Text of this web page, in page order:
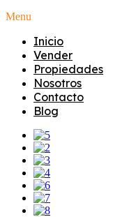
Menu
Inicio
Vender
Propiedades
Nosotros
Contacto
Blog